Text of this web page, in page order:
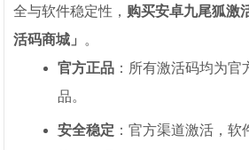
全与软件稳定性， 购买安卓九尾狐激
活码商城」 。
官方正品 ：所有激活码均为
品。
安全稳定 ：官方渠道激活，